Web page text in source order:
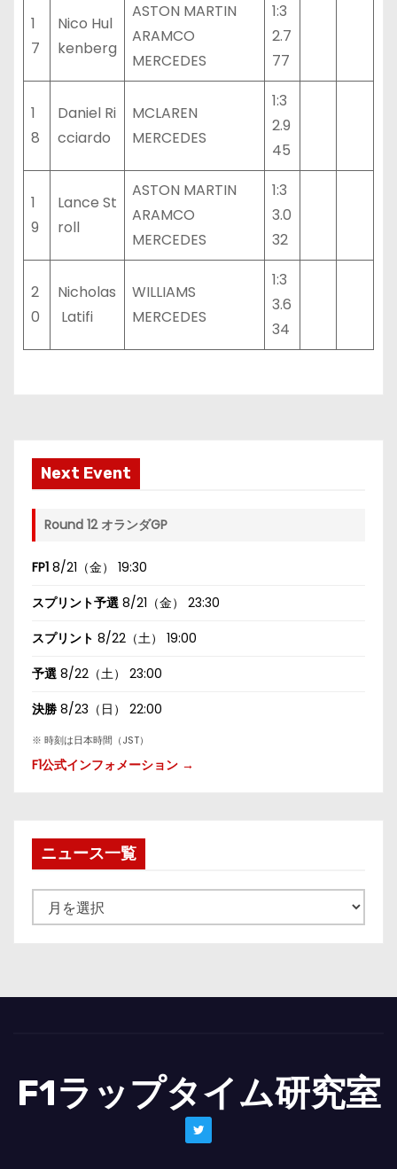
1
7
Nico Hul
kenberg
ASTON MARTIN
ARAMCO
MERCEDES
1:3
2.7
77
1
8
Daniel Ri
cciardo
MCLAREN
MERCEDES
1:3
2.9
45
1
9
Lance St
roll
ASTON MARTIN
ARAMCO
MERCEDES
1:3
3.0
32
2
0
Nicholas
Latifi
WILLIAMS
MERCEDES
1:3
3.6
34
Next Event
Round 12 オランダGP
FP1 8/21（金） 19:30
スプリント予選 8/21（金） 23:30
スプリント 8/22（土） 19:00
予選 8/22（土） 23:00
決勝 8/23（日） 22:00
※ 時刻は日本時間（JST）
F1公式インフォメーション →
ニュース一覧
ュ
一
F1ラップタイム研究室